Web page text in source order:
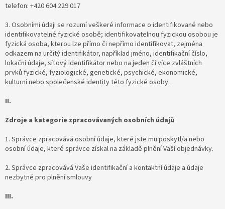
telefon: +420 604 229 017
3. Osobními údaji se rozumí veškeré informace o identifikované nebo
identifikovatelné fyzické osobě; identifikovatelnou fyzickou osobou je
fyzická osoba, kterou lze přímo či nepřímo identifikovat, zejména
odkazem na určitý identifikátor, například jméno, identifikační číslo,
lokační údaje, síťový identifikátor nebo na jeden či více zvláštních
prvků fyzické, fyziologické, genetické, psychické, ekonomické,
kulturní nebo společenské identity této fyzické osoby.
II.
Zdroje a kategorie zpracovávaných osobních údajů
1. Správce zpracovává osobní údaje, které jste mu poskytl/a nebo
osobní údaje, které správce získal na základě plnění Vaší objednávky.
2. Správce zpracovává Vaše identifikační a kontaktní údaje a údaje
nezbytné pro plnění smlouvy
III.